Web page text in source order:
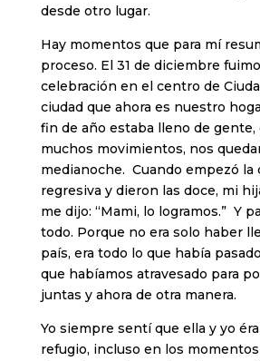
desde otro lugar.
Hay momentos que para mí
proceso. El 31 de diciembre
celebración en el centro de
ciudad que ahora es nuestro
fin de año estaba lleno de gente,
muchos movimientos, nos
medianoche. Cuando empezó la
regresiva y dieron las doce, mi
me dijo: “Mami, lo logramos.” Y
todo. Porque no era solo haber
país, era todo lo que había
que habíamos atravesado para
juntas y ahora de otra manera.
Yo siempre sentí que ella y yo
refugio, incluso en los